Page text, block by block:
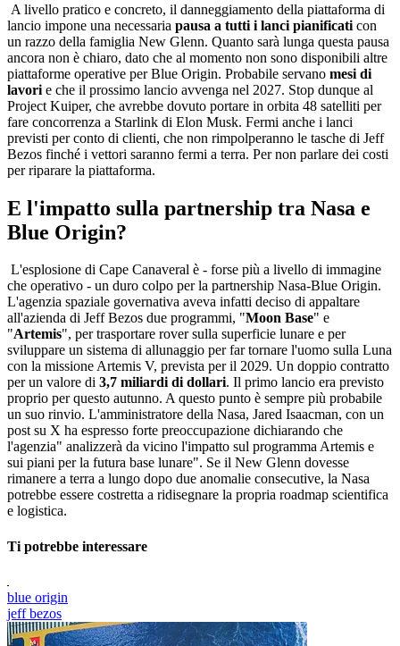
A livello pratico e concreto, il danneggiamento della piattaforma di
lancio impone una necessaria pausa a tutti i lanci pianificati con
un razzo della famiglia New Glenn. Quanto sarà lunga questa pausa
ancora non è chiaro, dato che al momento non sono disponibili altre
piattaforme operative per Blue Origin. Probabile servano mesi di
lavori e che il prossimo lancio avvenga nel 2027. Stop dunque al
Project Kuiper, che avrebbe dovuto portare in orbita 48 satelliti per
fare concorrenza a Starlink di Elon Musk. Fermi anche i lanci
previsti per conto di clienti, che non rimpolperanno le tasche di Jeff
Bezos finché i vettori saranno fermi a terra. Per non parlare dei costi
per riparare la piattaforma.
E l'impatto sulla partnership tra Nasa e
Blue Origin?
L'esplosione di Cape Canaveral è - forse più a livello di immagine
che operativo - un duro colpo per la partnership Nasa-Blue Origin.
L'agenzia spaziale governativa aveva infatti deciso di appaltare
all'azienda di Jeff Bezos due programmi, "Moon Base" e
"Artemis", per trasportare rover sulla superficie lunare e per
sviluppare un sistema di allunaggio per far tornare l'uomo sulla Luna
con la missione Artemis V, prevista per il 2029. Un doppio contratto
per un valore di 3,7 miliardi di dollari. Il primo lancio era previsto
proprio per questo autunno. A questo punto è sempre più probabile
un suo rinvio. L'amministratore della Nasa, Jared Isaacman, con un
post su X ha espresso forte preoccupazione dichiarando che
l'agenzia" analizzerà da vicino l'impatto sul programma Artemis e
sui piani per la futura base lunare". Se il New Glenn dovesse
rimanere a terra a lungo dopo due anomalie consecutive, la Nasa
potrebbe essere costretta a ridisegnare la propria roadmap scientifica
e logistica.
Ti potrebbe interessare
blue origin
jeff bezos